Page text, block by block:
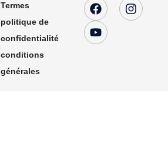
Termes
politique de
confidentialité
conditions
générales